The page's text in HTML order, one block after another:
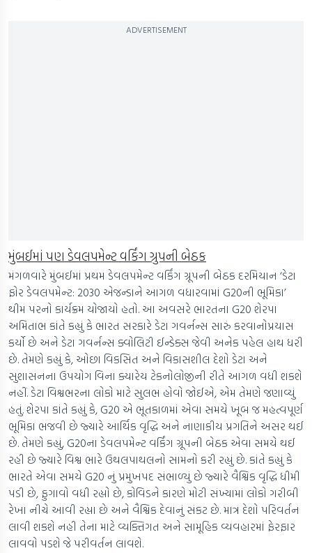
ADVERTISEMENT
મુંબઈમાં પણ ડેવલપમેન્ટ વર્કિંગ ગ્રુપની બેઠક
મંગળવારે મુંબઈમાં પ્રથમ ડેવલપમેન્ટ વર્કિંગ ગ્રૂપની બેઠક દરમિયાન ‘ડેટા
ફોર ડેવલપમેન્ટ: 2030 એજન્ડાને આગળ વધારવામાં G20ની ભૂમિકા’
થીમ પરનો કાર્યક્રમ યોજાયો હતો. આ અવસરે ભારતના G20 શેરપા
અમિતાભ કાંતે કહ્યું કે ભારત સરકારે ડેટા ગવર્નન્સ સારું કરવાનોપ્રયાસ
કર્યો છે અને ડેટા ગવર્નન્સ ક્વોલિટી ઈન્ડેક્સ જેવી અનેક પહેલ હાથ ધરી
છે. તેમણે કહ્યું કે, ઓછા વિકસિત અને વિકાસશીલ દેશો ડેટા અને
સુશાસનના ઉપયોગ વિના ક્યારેય ટેકનોલોજીની રીતે આગળ વધી શકશે
નહીં. ડેટા વિશ્વભરના લોકો માટે સુલભ હોવો જોઈએ, એમ તેમણે જણાવ્યું
હતું. શેરપા કાંતે કહ્યું કે, G20 એ ભૂતકાળમાં એવા સમયે ખૂબ જ મહત્વપૂર્ણ
ભૂમિકા ભજવી છે જ્યારે આર્થિક વૃદ્ધિ અને નાણાકીય પ્રગતિને અસર થઈ
છે. તેમણે કહ્યું, G20ના ડેવલપમેન્ટ વર્કિંગ ગ્રૂપની બેઠક એવા સમયે થઈ
રહી છે જ્યારે વિશ્વ ભારે ઉથલપાથલનો સામનો કરી રહ્યું છે. કાંતે કહ્યું કે
ભારતે એવા સમયે G20 નું પ્રમુખપદ સંભાળ્યું છે જ્યારે વૈશ્વિક વૃદ્ધિ ધીમી
પડી છે, ફુગાવો વધી રહ્યો છે, કોવિડને કારણે મોટી સંખ્યામાં લોકો ગરીબી
રેખા નીચે આવી રહ્યા છે અને વૈશ્વિક દેવાનું સંકટ છે. માત્ર દેશો પરિવર્તન
લાવી શકશે નહી તેના માટે વ્યક્તિગત અને સામૂહિક વ્યવહારમાં ફેરફાર
લાવવો પડશે જે પરીવર્તન લાવશે.